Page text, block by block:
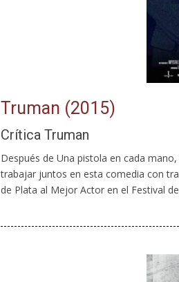
Truman (2015)
Crítica Truman
Después de Una pistola en cada
trabajar juntos en esta comedia con
de Plata al Mejor Actor en el Festival